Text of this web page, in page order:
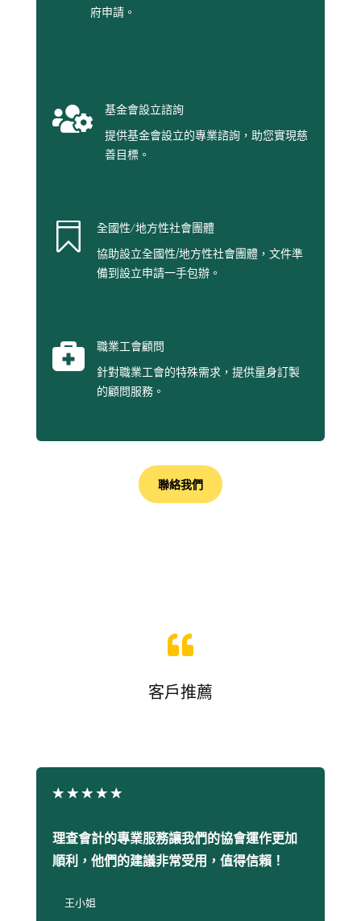
府申請。
 基金會設立諮詢
提供基金會設立的專業諮詢，助您實現慈
善目標。
 全國性/地方性社會團體
協助設立全國性/地方性社會團體，文件準
備到設立申請一手包辦。
 職業工會顧問
針對職業工會的特殊需求，提供量身訂製
的顧問服務。
聯絡我們

客戶推薦
★ ★ ★ ★ ★
理查會計的專業服務讓我們的協會運作更加
順利，他們的建議非常受用，值得信賴！
王小姐